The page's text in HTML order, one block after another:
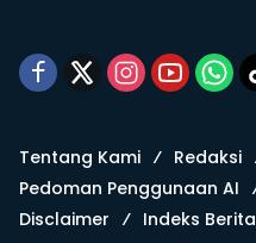
Tentang Kami Redaksi
Pedoman Penggunaan AI
Disclaimer
Indeks Berita